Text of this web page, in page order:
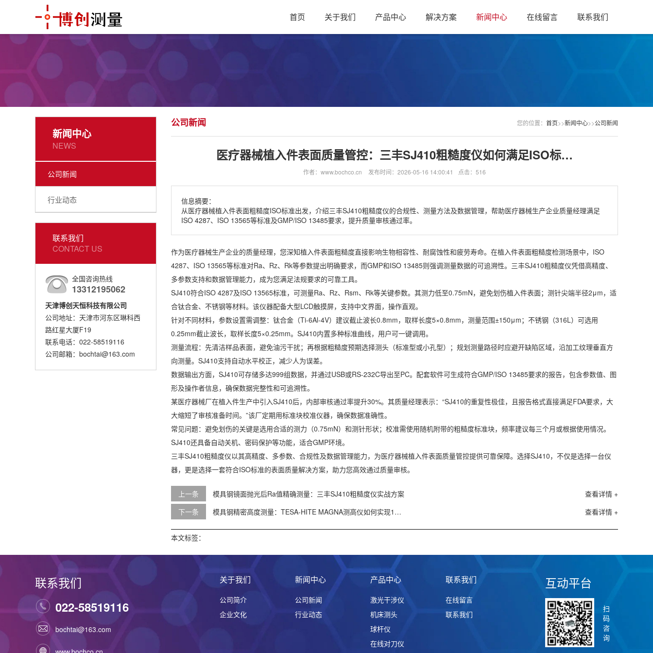
首页 关于我们 产品中心 解决方案 新闻中心 在线留言 联系我们
新闻中心
NEWS
公司新闻
行业动态
联系我们
CONTACT US
全国咨询热线
13312195062
天津博创天恒科技有限公司
公司地址：天津市河东区琳科西
路红星大厦F19
联系电话：022-58519116
公司邮箱：bochtai@163.com
您的位置： 首页>>新闻中心>>公司新闻
公司新闻
医疗器械植入件表面质量管控：三丰SJ410粗糙度仪如何满足ISO标…
作者：www.bochco.cn 发布时间：2026-05-16 14:00:41 点击：516
信息摘要：
从医疗器械植入件表面粗糙度ISO标准出发，介绍三丰SJ410粗糙度仪的合规性、测量方法及数据管理，帮助医疗器械生产企业质量经理满足
ISO 4287、ISO 13565等标准及GMP/ISO 13485要求，提升质量审核通过率。
作为医疗器械生产企业的质量经理，您深知植入件表面粗糙度直接影响生物相容性、耐腐蚀性和疲劳寿命。在植入件表面粗糙度检测场景中，ISO
4287、ISO 13565等标准对Ra、Rz、Rk等参数提出明确要求，而GMP和ISO 13485则强调测量数据的可追溯性。三丰SJ410粗糙度仪凭借高精度、
多参数支持和数据管理能力，成为您满足法规要求的可靠工具。
SJ410符合ISO 4287及ISO 13565标准，可测量Ra、Rz、Rsm、Rk等关键参数。其测力低至0.75mN，避免划伤植入件表面；测针尖端半径2μm，适
合钛合金、不锈钢等材料。该仪器配备大型LCD触摸屏，支持中文界面，操作直观。
针对不同材料，参数设置需调整：钛合金（Ti-6Al-4V）建议截止波长0.8mm，取样长度5×0.8mm，测量范围±150μm；不锈钢（316L）可选用
0.25mm截止波长，取样长度5×0.25mm。SJ410内置多种标准曲线，用户可一键调用。
测量流程：先清洁样品表面，避免油污干扰；再根据粗糙度预期选择测头（标准型或小孔型）；规划测量路径时应避开缺陷区域，沿加工纹理垂直方
向测量。SJ410支持自动水平校正，减少人为误差。
数据输出方面，SJ410可存储多达999组数据，并通过USB或RS-232C导出至PC。配套软件可生成符合GMP/ISO 13485要求的报告，包含参数值、图
形及操作者信息，确保数据完整性和可追溯性。
某医疗器械厂在植入件生产中引入SJ410后，内部审核通过率提升30%。其质量经理表示：“SJ410的重复性极佳，且报告格式直接满足FDA要求，大
大缩短了审核准备时间。”该厂定期用标准块校准仪器，确保数据准确性。
常见问题：避免划伤的关键是选用合适的测力（0.75mN）和测针形状；校准需使用随机附带的粗糙度标准块，频率建议每三个月或根据使用情况。
SJ410还具备自动关机、密码保护等功能，适合GMP环境。
三丰SJ410粗糙度仪以其高精度、多参数、合规性及数据管理能力，为医疗器械植入件表面质量管控提供可靠保障。选择SJ410，不仅是选择一台仪
器，更是选择一套符合ISO标准的表面质量解决方案，助力您高效通过质量审核。
上一条 查看详情 +
模具钢镜面抛光后Ra值精确测量：三丰SJ410粗糙度仪实战方案
下一条
查看详情 +
模具钢精密高度测量：TESA-HITE MAGNA测高仪如何实现1…
本文标签：
联系我们
022-58519116
bochtai@163.com
关于我们
公司简介
企业文化
新闻中心
公司新闻
行业动态
产品中心
激光干涉仪
机床测头
球杆仪
在线对刀仪
联系我们
在线留言
联系我们
互动平台
扫
码
咨
询